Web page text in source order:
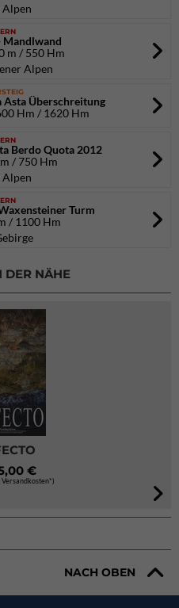
Alpen
Mandlwand
m / 550 Hm
Alpen
Asta Überschreitung
Hm / 1620 Hm
Berdo Quota 2012
/ 750 Hm
Alpen
Turm
/ 1100 Hm
DER NÄHE
€
Versandkosten*)
NACH OBEN